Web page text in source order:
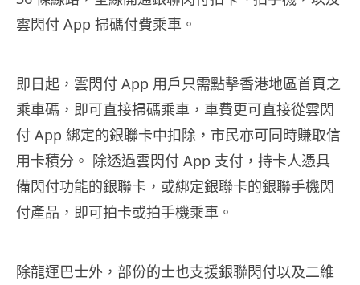
雲閃付 App 掃碼付費乘車。
即日起，雲閃付 App 用戶只需點擊香港地區首頁之
乘車碼，即可直接掃碼乘車，車費更可直接從雲閃
付 App 綁定的銀聯卡中扣除，市民亦可同時賺取信
用卡積分。 除透過雲閃付 App 支付，持卡人憑具
備閃付功能的銀聯卡，或綁定銀聯卡的銀聯手機閃
付產品，即可拍卡或拍手機乘車。
除龍運巴士外，部份的士也支援銀聯閃付以及二維